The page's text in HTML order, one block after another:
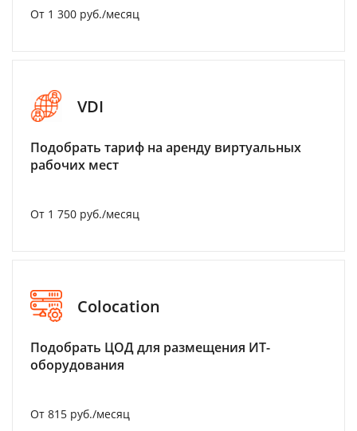
От 1 300 руб./месяц
VDI
Подобрать тариф на аренду виртуальных
рабочих мест
От 1 750 руб./месяц
Colocation
Подобрать ЦОД для размещения ИТ-
оборудования
От 815 руб./месяц